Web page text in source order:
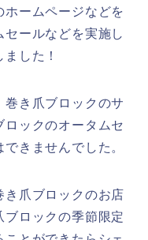
ホームページなどを
ールなどを実施し
した！
き爪ブロックのサ
ックのオータムセ
きませんでした。
き爪ブロックのお店
ロックの季節限定